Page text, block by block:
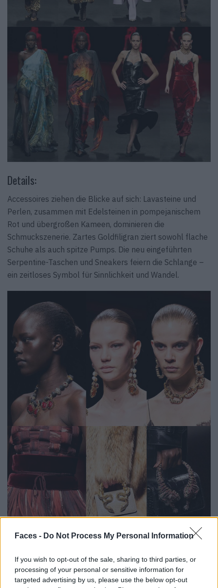
Faces - Do Not Process My Personal Information
If you wish to opt-out of the sale, sharing to third parties, or
processing of your personal or sensitive information for
targeted advertising by us, please use the below opt-out
Details:
Accessoires ziehen die Blicke auf sich: Lavasteine und
Perlen, zusammen mit Edelsteinen in pompejanischem
Rot und übergroßen Kameen, dominieren die
Schmuckszenerie. Zartes Goldfiligran ziert sowohl flache
Schuhe als auch spitze Pumps. Die neu eingeführten
Serpentine-Taschen und Sneakers feiern die Schlange –
ein zeitloses Symbol für Sinnlichkeit und Wandel.